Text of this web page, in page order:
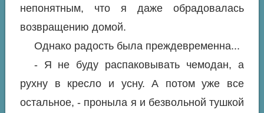
непонятным, что я даже обрадовалась
возвращению домой.
Однако радость была преждевременна...
- Я не буду распаковывать чемодан, а
рухну в кресло и усну. А потом уже все
остальное, - проныла я и безвольной тушкой